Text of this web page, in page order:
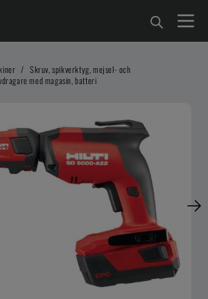
/ Skruv, spikverktyg, mejsel- och
med magasin, batteri